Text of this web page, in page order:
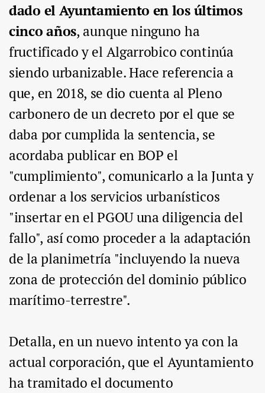
dado el Ayuntamiento en los últimos
cinco años, aunque ninguno ha
fructificado y el Algarrobico continúa
siendo urbanizable. Hace referencia a
que, en 2018, se dio cuenta al Pleno
carbonero de un decreto por el que se
daba por cumplida la sentencia, se
acordaba publicar en BOP el
"cumplimiento", comunicarlo a la Junta y
ordenar a los servicios urbanísticos
"insertar en el PGOU una diligencia del
fallo", así como proceder a la adaptación
de la planimetría "incluyendo la nueva
zona de protección del dominio público
marítimo-terrestre".
Detalla, en un nuevo intento ya con la
actual corporación, que el Ayuntamiento
ha tramitado el documento